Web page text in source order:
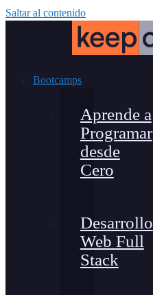
Saltar al contenido
Bootcamps
Aprende a
Programar
desde
Cero
Desarrollo
Web Full
Stack